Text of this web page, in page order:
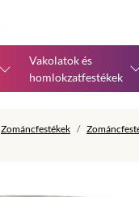
Vakolatok és
homlokzatfestékek
Zománcfestékek